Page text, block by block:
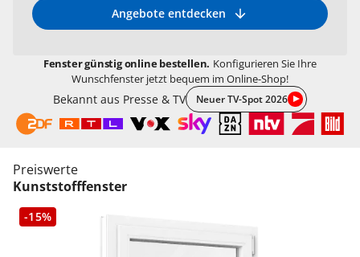
Angebote entdecken
Fenster günstig online bestellen. Konfigurieren Sie Ihre
Wunschfenster jetzt bequem im Online-Shop!
Bekannt aus Presse & TV Neuer TV-Spot 2026
Preiswerte
Kunststofffenster
-15%